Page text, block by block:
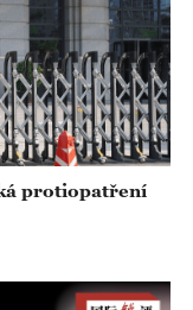
protiopatření